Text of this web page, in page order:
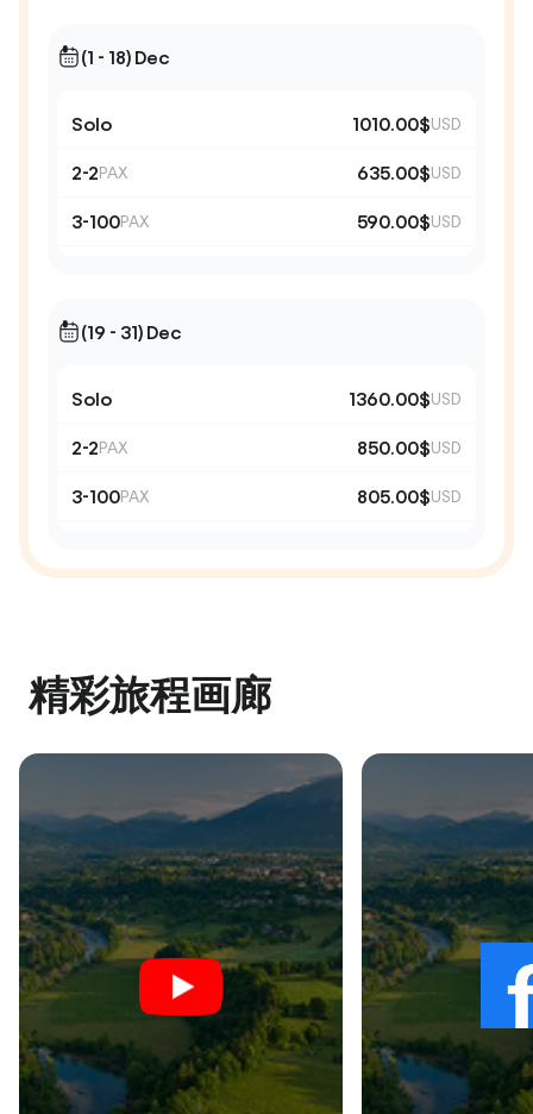
(1 - 18) Dec
Solo 1010.00$USD
2-2PAX 635.00$USD
3-100PAX 590.00$USD
(19 - 31) Dec
Solo 1360.00$USD
2-2PAX 850.00$USD
3-100PAX 805.00$USD
精彩旅程画廊